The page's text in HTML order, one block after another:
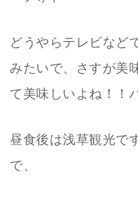
どうやらテレビなど
みたいで、さすが美
て美味しいよね！！
昼食後は浅草観光で
で、